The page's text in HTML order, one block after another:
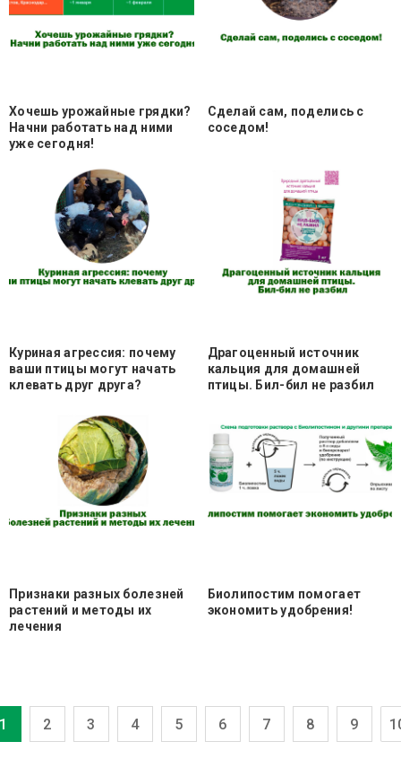
Хочешь урожайные грядки?
Начни работать над ними
уже сегодня!
Сделай сам, поделись с
соседом!
Куриная агрессия: почему
ваши птицы могут начать
клевать друг друга?
Драгоценный источник
кальция для домашней
птицы. Бил-бил не разбил
Признаки разных болезней
растений и методы их
лечения
Биолипостим помогает
экономить удобрения!
2 3 4 5 6 7 8 9